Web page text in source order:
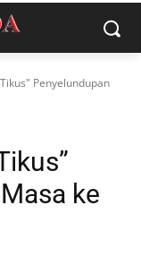
Penyelundupan
ke